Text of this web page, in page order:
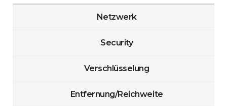
Netzwerk
Security
Verschlüsselung
Entfernung/Reichweite